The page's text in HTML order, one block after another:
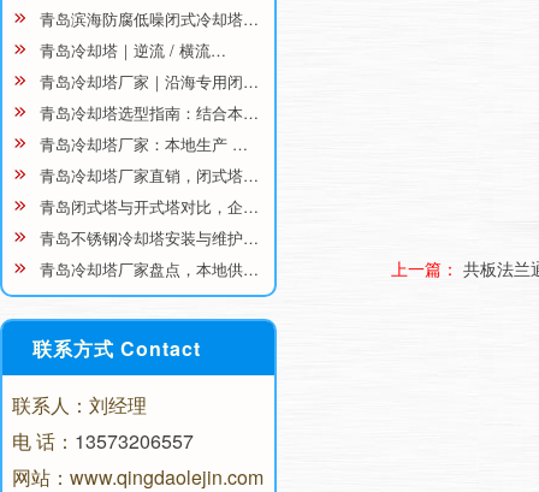
青岛滨海防腐低噪闭式冷却塔…
青岛冷却塔｜逆流 / 横流…
青岛冷却塔厂家｜沿海专用闭…
青岛冷却塔选型指南：结合本…
青岛冷却塔厂家：本地生产 …
青岛冷却塔厂家直销，闭式塔…
青岛闭式塔与开式塔对比，企…
青岛不锈钢冷却塔安装与维护…
青岛冷却塔厂家盘点，本地供…
联系方式 Contact
联系人：刘经理
电 话： 13573206557
网站：www.qingdaolejin.com
上一篇： 共板法兰